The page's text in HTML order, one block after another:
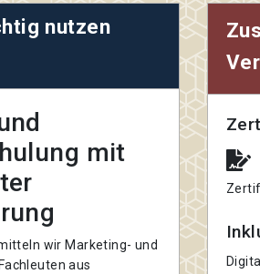
nutzen
mit
wir Marketing- und
aus